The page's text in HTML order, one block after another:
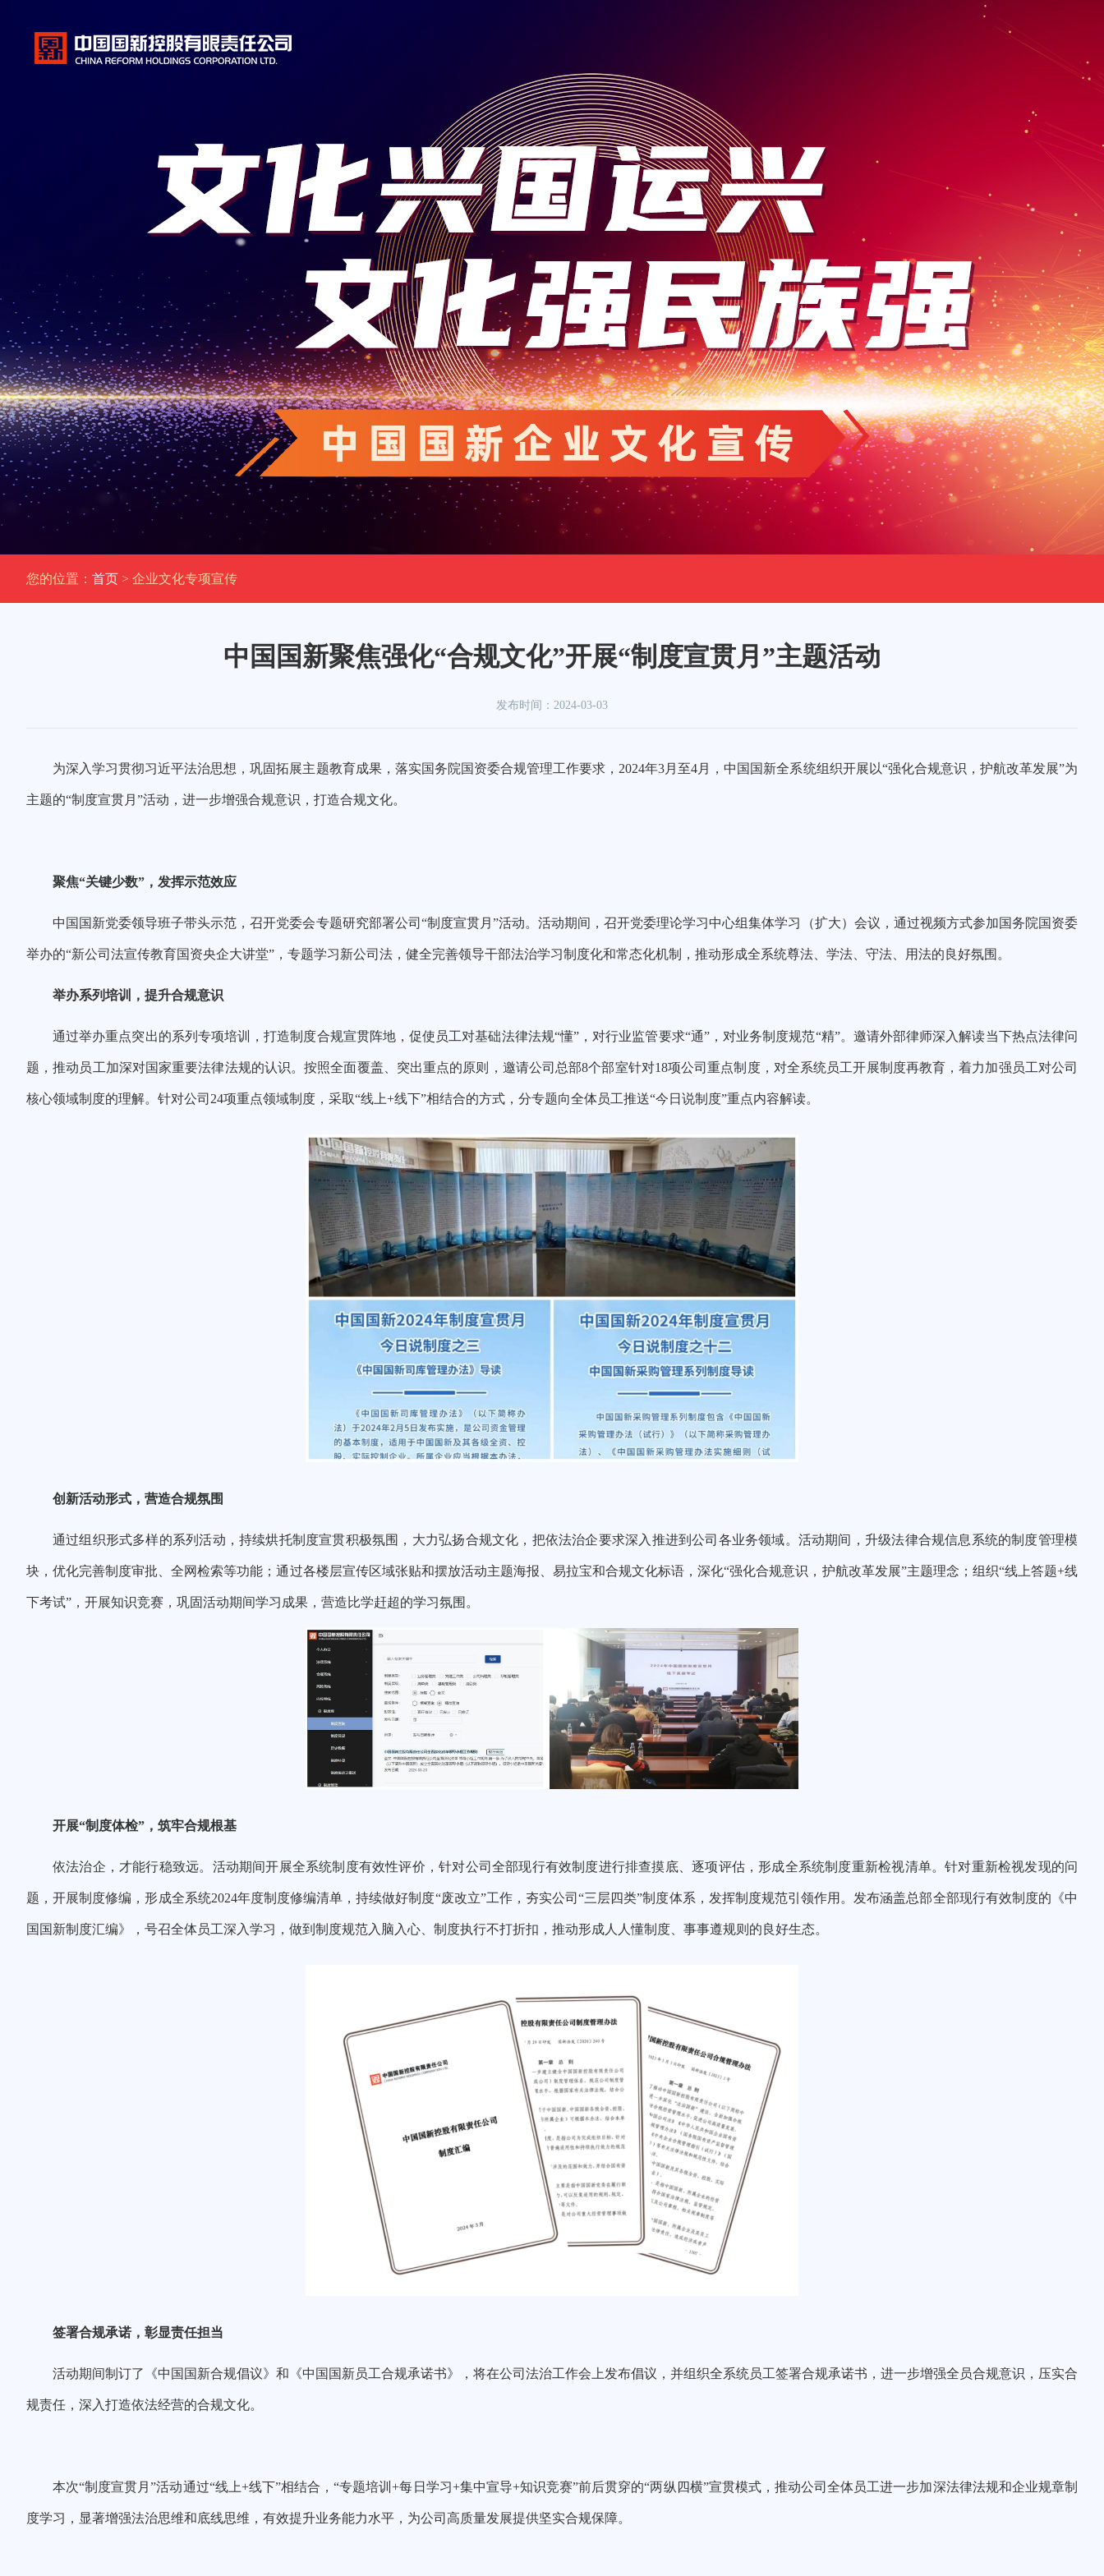
您的位置： 首页 > 企业文化专项宣传
中国国新聚焦强化“合规文化”开展“制度宣贯月”主题活动
发布时间： 2024-03-03
为深入学习贯彻习近平法治思想，巩固拓展主题教育成果， 落实国务院国资委合规管理工作要求，2024年3月至4月 ，中国国新全系统组织开展以“强化合规意识，护航改革发展”为
主题的“制度宣贯月”活动 ， 进一步增强合规意识，打造合规文化。
聚焦“关键少数”，发挥示范效应
中国国新党委领导班子带头示范，召开党委会专题研究部署公司“制度宣贯月”活动。活动期间，召开党委理论学习中心组集体学习（扩大）会议，通过视频方式参加国务院国资委
举办的“新公司法宣传教育国资央企大讲堂”，专题学习新公司法，健全完善领导干部法治学习制度化和常态化机制，推动形成全系统尊法、学法、守法、用法的良好氛围。
举办系列培训，提升合规意识
通过举办重点突出的系列专项培训，打造制度合规宣贯阵地，促使员工对基础法律法规“懂”，对行业监管要求“通”，对业务制度规范“精”。邀请外部律师深入解读当下热点法律问
题 ，推动员工加深对国家重要法律法规的认识。按照全面覆盖、突出重点的原则， 邀请公司 总部8个部室针对18项公司重点制度， 对全系统员工开展制度再教育，着力加强员工对公司
核心领域制度的理解。针对公司24项重点领域制度，采取“线上+线下”相结合的方式，分专题向全体员工推送“今日说制度”重点内容解读。
创新活动形式，营造合规氛围
通过组织形式多样的系列活动 ， 持续烘托制度宣贯积极氛围， 大力弘扬合规文化， 把依法治企要求深入推进到公司各业务领域。 活动期间，升级法律合规信息系统的制度管理模
块，优化完善制度审批、全网检索等功能 ；通过各楼层宣传区域张贴和摆放活动主题海报、易拉宝和合规文化标语 ，深化“强化合规意识，护航改革发展”主题理念 ；组织“线上答题+线
下考试”，开展知识竞赛，巩固活动期间学习成果，营造比学赶超的学习氛围。
开展“制度体检”，筑牢合规根基
依法治企，才能行稳致远。 活动期间开展全系统制度有效性评价，针对公司全部现行有效制 度进行排查摸底、逐项评估，形成全系统制度重新检视清单。针对重新检视发现的问
题，开展制度修编，形成全系统2024年度制度修编清单，持续做好制度“废改立”工作，夯实公司“三层四类”制度体系，发挥制度规范引领作用 。发布涵盖总部全部现行有效制度的《中
国国新制度汇编》，号召全体员工深入学习，做到制度规范入脑入心、制度执行不打折扣，推动形成人人懂制度、事事遵规则的良好生态。
签署合规承诺，彰显责任担当
活动期间制订了《中国国新合规倡议》和《中国国新员工合规承诺书》， 将在公司法治工作会上发布倡议，并组织全系统员工签署合规承诺书，进一步增强全员合规意识，压实合
规责任， 深入打造依法经营的合规文化。
本次“制度宣贯月”活动通过“线上+线下”相结合，“专题培训+每日学习+集中宣导+知识竞赛”前后贯穿的“两纵四横”宣贯模式，推动公司全体员工进一步加深法律法规和企业规章制
度学习， 显著增强法治思维和底线思维， 有效提升业务能力水平，为公司高质量发展提供坚实合规保障。